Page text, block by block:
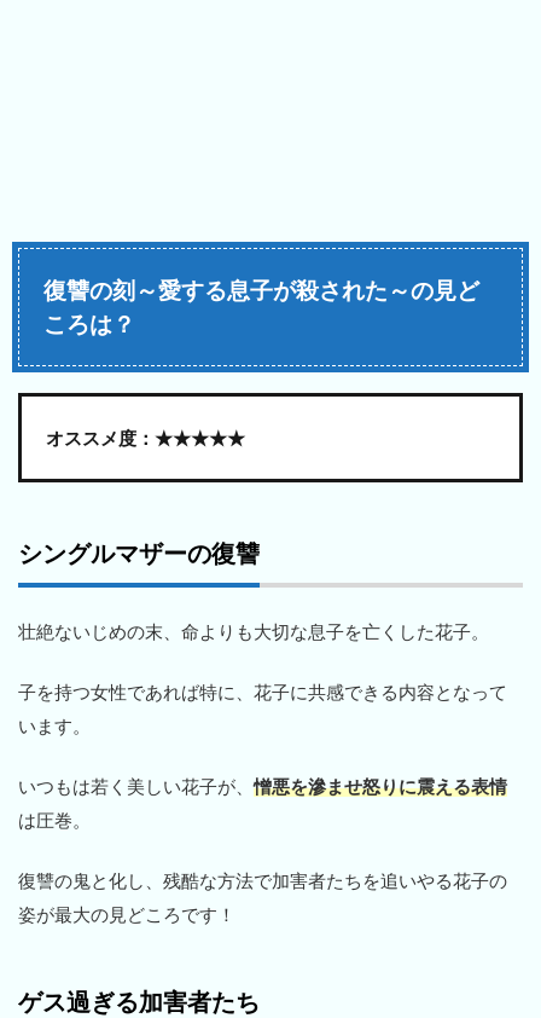
復讐の刻～愛する息子が殺された～の見ど
ころは？
オススメ度：★★★★★
シングルマザーの復讐
壮絶ないじめの末、命よりも大切な息子を亡くした花子。
子を持つ女性であれば特に、花子に共感できる内容となって
います。
いつもは若く美しい花子が、憎悪を滲ませ怒りに震える表情
は圧巻。
復讐の鬼と化し、残酷な方法で加害者たちを追いやる花子の
姿が最大の見どころです！
ゲス過ぎる加害者たち